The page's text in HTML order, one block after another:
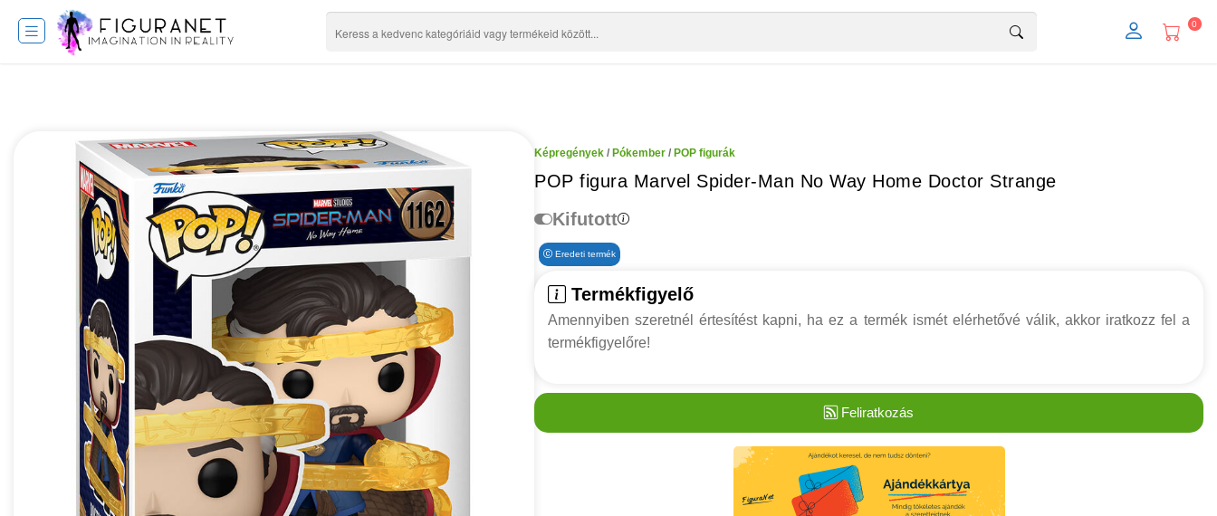
0
Képregények / Pókember / POP figurák
POP figura Marvel Spider-Man No Way Home Doctor Strange
Kifutott
Eredeti termék
Termékfigyelő
Amennyiben szeretnél értesítést kapni, ha ez a termék ismét elérhetővé válik, akkor iratkozz fel a
termékfigyelőre!
Feliratkozás